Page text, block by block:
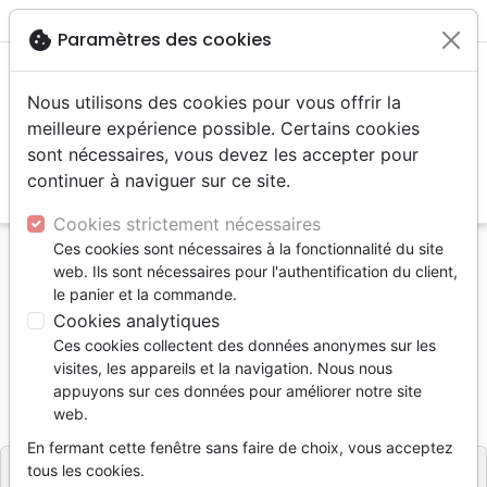
menu
Accueil Livres
Edification
Un banc qu'est ce que ça change?
Un banc qu'est ce que ça change?
CHOCAS VIVIANE
RéférenceLAB1910 EAN9782830919103
Editeur LABOR ET FIDES
cookie Paramètres des cookies
Nous utilisons des cookies pour vous offrir la
meilleure expérience possible. Certains cookies
sont nécessaires, vous devez les accepter pour
continuer à naviguer sur ce site.
Cookies strictement nécessaires
Ces cookies sont nécessaires à la fonctionnalité du site
web. Ils sont nécessaires pour l'authentification du client,
le panier et la commande.
Cookies analytiques
Ces cookies collectent des données anonymes sur les
visites, les appareils et la navigation. Nous nous
appuyons sur ces données pour améliorer notre site
web.
En fermant cette fenêtre sans faire de choix, vous acceptez
tous les cookies.